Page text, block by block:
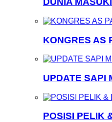
KONGRES AS
UPDATE SAPI
POSISI PELIK